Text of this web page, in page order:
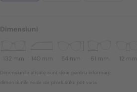
Dimensiuni
132 mm 140 mm 54 mm 61 mm 12 mm
Dimensiunile afișate sunt doar pentru informare,
dimensiunile reale ale produsului pot varia.